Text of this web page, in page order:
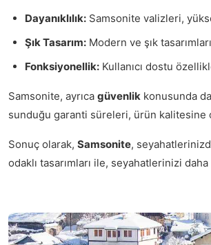
Dayanıklılık: Samsonite valizleri,
Şık Tasarım: Modern ve şık
Fonksiyonellik: Kullanıcı dostu
Samsonite, ayrıca güvenlik konusunda
sunduğu garanti süreleri, ürün
Sonuç olarak, Samsonite,
odaklı tasarımları ile, seyahatlerinizi